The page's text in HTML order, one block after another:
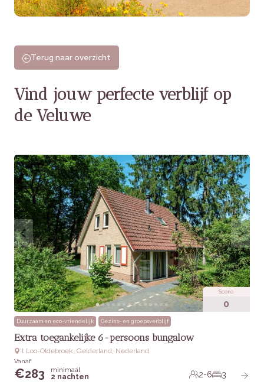
Terug naar overzicht
Vind jouw perfecte verblijf op
de Veluwe
Score
0
Duurzaam en eco-vriendelijk Gezins- en groepsverblijf
Extra toegankelijke 6-persoons bungalow
‘t Loo-Oldebroek, Gelderland, Nederland
Vanaf
€283
minimaal
2 nachten
2-6 3